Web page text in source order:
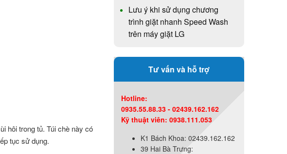
hôi trong tủ. Túi chè này có
tục sử dụng.
Lưu ý khi sử dụng chương
trình giặt nhanh Speed Wash
trên máy giặt LG
Tư vấn và hỗ trợ
Hotline:
0935.55.88.33 - 02439.162.162
Kỹ thuật viên: 0938.111.053
K1 Bách Khoa: 02439.162.162
39 Hai Bà Trưng: